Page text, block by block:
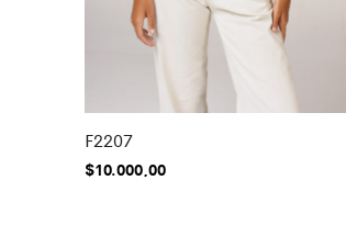
F2207
$10.000,00